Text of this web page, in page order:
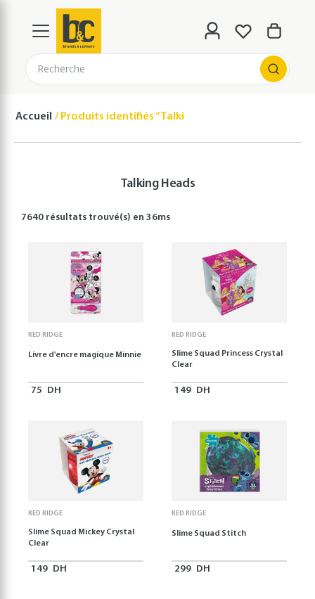
Recherche
Accueil Produits identifiés “Talking Heads”
Talking Heads
7640 résultats trouvé(s) en36ms
RED RIDGE
Livre d'encre magique Minnie
75 DH
RED RIDGE
Slime Squad Princess Crystal
Clear
149 DH
RED RIDGE
Slime Squad Mickey Crystal
Clear
149 DH
RED RIDGE
Slime Squad Stitch
299 DH